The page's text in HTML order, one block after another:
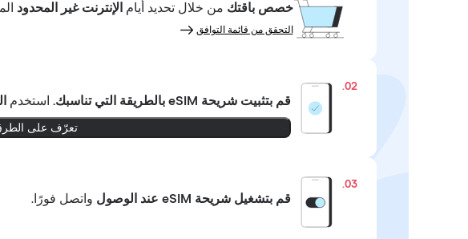
خصص باقتك من خلال تحديد أيام الإنترنت غير المحدود
التحقق من قائمة التوافق
02.
قم بتثبيت شريحة eSIM بالطريقة التي تناسبك. استخدم
تعرّف على
03.
قم بتشغيل شريحة eSIM عند الوصول واتصل فورًا.